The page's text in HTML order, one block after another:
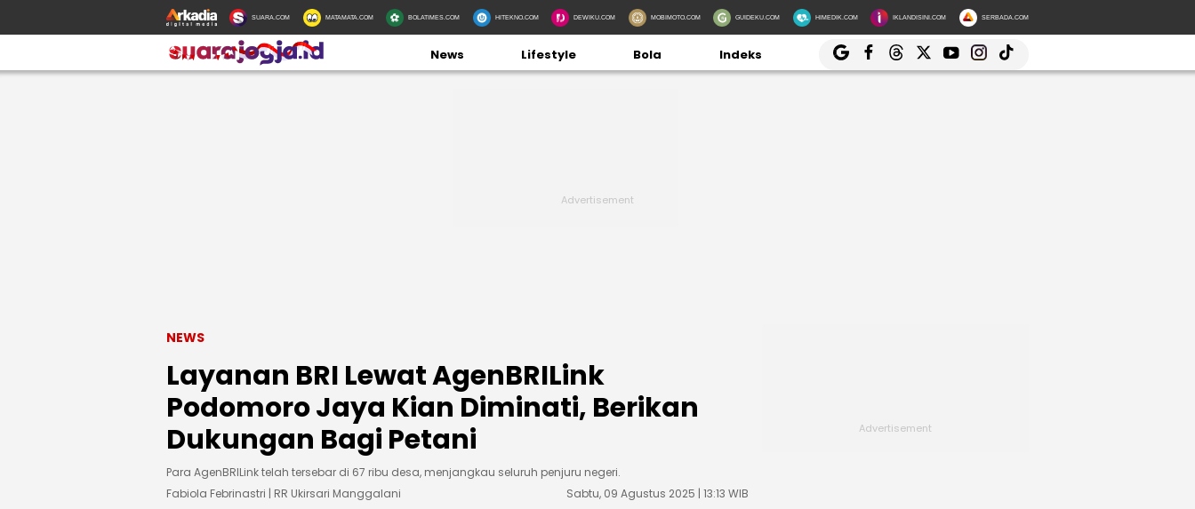
SUARA.COM MATAMATA.COM BOLATIMES.COM HITEKNO.COM DEWIKU.COM MOBIMOTO.COM GUIDEKU.COM HIMEDIK.COM IKLANDISINI.COM SERBADA.COM
News Lifestyle Bola Indeks
NEWS
Layanan BRI Lewat AgenBRILink
Podomoro Jaya Kian Diminati, Berikan
Dukungan Bagi Petani
Para AgenBRILink telah tersebar di 67 ribu desa, menjangkau seluruh penjuru negeri.
Fabiola Febrinastri | RR Ukirsari Manggalani
Sabtu, 09 Agustus 2025 | 13:13 WIB